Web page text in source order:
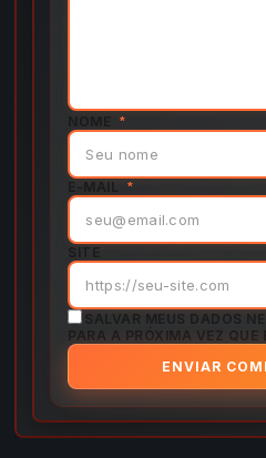
NOME *
E-MAIL *
SITE
SALVAR MEUS DADOS
PARA A PRÓXIMA VEZ QUE